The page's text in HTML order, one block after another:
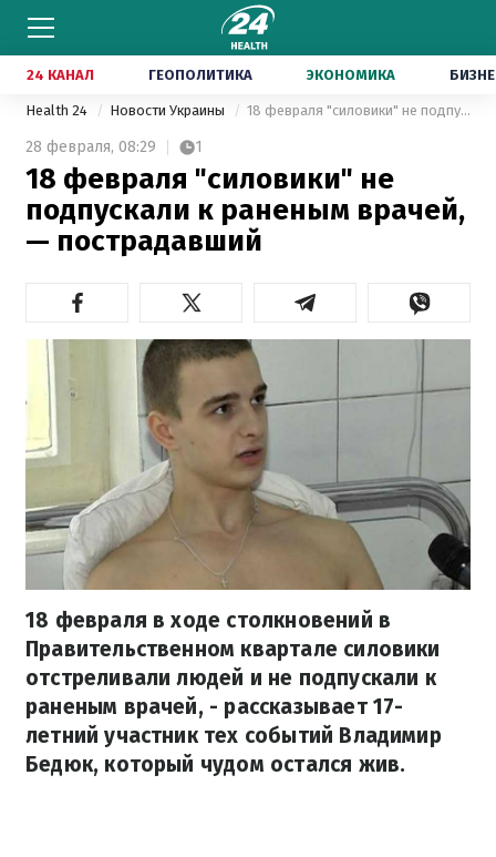
24 КАНАЛ ГЕОПОЛИТИКА ЭКОНОМИКА
Health 24 Новости Украины 18 февраля "силовики" не подпускали к раненым врачей, — пострадавший
28 февраля, 08:29 1
18 февраля "силовики" не
подпускали к раненым врачей,
— пострадавший
18 февраля в ходе столкновений в
Правительственном квартале силовики
отстреливали людей и не подпускали к
раненым врачей, - рассказывает 17-
летний участник тех событий Владимир
Бедюк, который чудом остался жив.